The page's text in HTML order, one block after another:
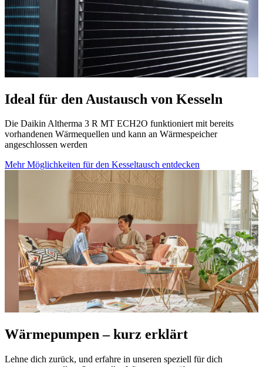
Ideal für den Austausch von Kesseln
Die Daikin Altherma 3 R MT ECH2O funktioniert mit bereits
vorhandenen Wärmequellen und kann an Wärmespeicher
angeschlossen werden
Mehr Möglichkeiten für den Kesseltausch entdecken
Wärmepumpen – kurz erklärt
Lehne dich zurück, und erfahre in unseren speziell für dich